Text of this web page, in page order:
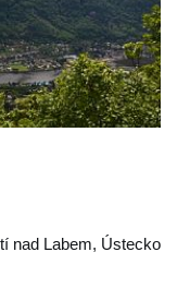
nad Labem, Ústecko